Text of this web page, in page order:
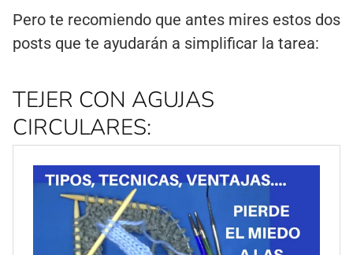
Pero te recomiendo que antes mires estos dos
posts que te ayudarán a simplificar la tarea:
TEJER CON AGUJAS
CIRCULARES: